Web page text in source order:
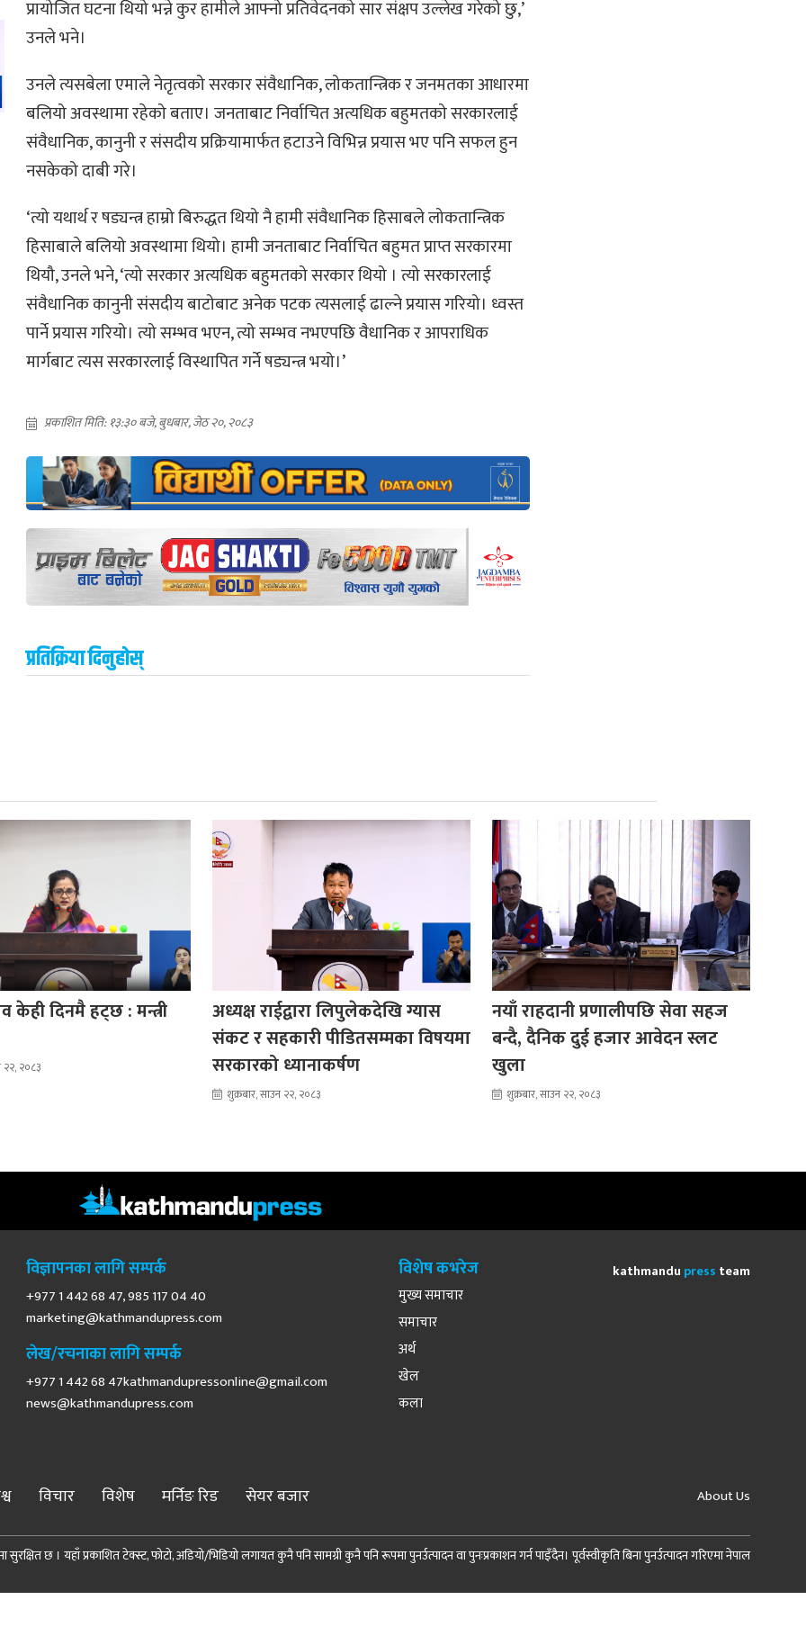
प्रायोजित घटना थियो भन्ने कुर हामीले आफ्नो प्रतिवेदनको सार संक्षप उल्लेख गरेको छु,’
उनले भने।
उनले त्यसबेला एमाले नेतृत्वको सरकार संवैधानिक, लोकतान्त्रिक र जनमतका आधारमा
बलियो अवस्थामा रहेको बताए। जनताबाट निर्वाचित अत्यधिक बहुमतको सरकारलाई
संवैधानिक, कानुनी र संसदीय प्रक्रियामार्फत हटाउने विभिन्न प्रयास भए पनि सफल हुन
नसकेको दाबी गरे।
‘त्यो यथार्थ र षड्यन्त्र हाम्रो बिरुद्धत थियो नै हामी संवैधानिक हिसाबले लोकतान्त्रिक
हिसाबाले बलियो अवस्थामा थियो। हामी जनताबाट निर्वाचित बहुमत प्राप्त सरकारमा
थियौ, उनले भने, ‘त्यो सरकार अत्यधिक बहुमतको सरकार थियो । त्यो सरकारलाई
संवैधानिक कानुनी संसदीय बाटोबाट अनेक पटक त्यसलाई ढाल्ने प्रयास गरियो। ध्वस्त
पार्ने प्रयास गरियो। त्यो सम्भव भएन, त्यो सम्भव नभएपछि वैधानिक र आपराधिक
मार्गबाट त्यस सरकारलाई विस्थापित गर्ने षड्यन्त्र भयो।’
प्रकाशित मिति: १३:३० बजे, बुधबार, जेठ २०, २०८३
प्रतिक्रिया दिनुहोस्
केही दिनमै हट्छ : मन्त्री
२२, २०८३
अध्यक्ष राईद्वारा लिपुलेकदेखि ग्यास
संकट र सहकारी पीडितसम्मका विषयमा
सरकारको ध्यानाकर्षण
शुक्रबार, साउन २२, २०८३
नयाँ राहदानी प्रणालीपछि सेवा सहज
बन्दै, दैनिक दुई हजार आवेदन स्लट
खुला
शुक्रबार, साउन २२, २०८३
विज्ञापनका लागि सम्पर्क
+977 1 442 68 47, 985 117 04 40
marketing@kathmandupress.com
लेख/रचनाका लागि सम्पर्क
+977 1 442 68 47kathmandupressonline@gmail.com
news@kathmandupress.com
विशेष कभरेज
मुख्य समाचार
समाचार
अर्थ
खेल
कला
kathmandu press team
विचार विशेष मर्निङ रिड सेयर बजार About Us
सुरक्षित छ । यहाँ प्रकाशित टेक्स्ट, फोटो, अडियो/भिडियो लगायत कुनै पनि सामग्री कुनै पनि रूपमा पुनर्उत्पादन वा पुनःप्रकाशन गर्न पाइँदैन। पूर्वस्वीकृति बिना पुनर्उत्पादन गरिएमा नेपाल